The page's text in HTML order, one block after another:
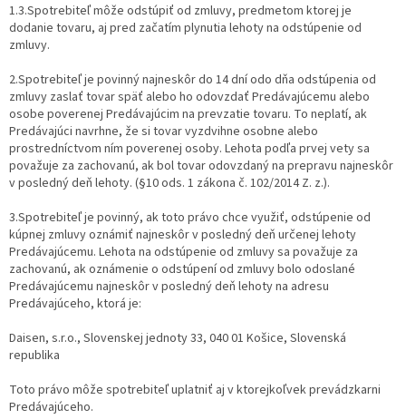
1.3.Spotrebiteľ môže odstúpiť od zmluvy, predmetom ktorej je
dodanie tovaru, aj pred začatím plynutia lehoty na odstúpenie od
zmluvy.
2.Spotrebiteľ je povinný najneskôr do 14 dní odo dňa odstúpenia od
zmluvy zaslať tovar späť alebo ho odovzdať Predávajúcemu alebo
osobe poverenej Predávajúcim na prevzatie tovaru. To neplatí, ak
Predávajúci navrhne, že si tovar vyzdvihne osobne alebo
prostredníctvom ním poverenej osoby. Lehota podľa prvej vety sa
považuje za zachovanú, ak bol tovar odovzdaný na prepravu najneskôr
v posledný deň lehoty. (§10 ods. 1 zákona č. 102/2014 Z. z.).
3.Spotrebiteľ je povinný, ak toto právo chce využiť, odstúpenie od
kúpnej zmluvy oznámiť najneskôr v posledný deň určenej lehoty
Predávajúcemu. Lehota na odstúpenie od zmluvy sa považuje za
zachovanú, ak oznámenie o odstúpení od zmluvy bolo odoslané
Predávajúcemu najneskôr v posledný deň lehoty na adresu
Predávajúceho, ktorá je:
Daisen, s.r.o., Slovenskej jednoty 33, 040 01 Košice, Slovenská
republika
Toto právo môže spotrebiteľ uplatniť aj v ktorejkoľvek prevádzkarni
Predávajúceho.